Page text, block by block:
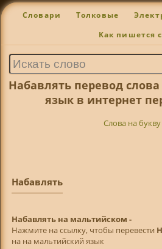
Словари Толковые
Как пишется
Набавлять перевод
язык в интернет
Слова на букву
Набавлять
Набавлять на мальтийском -
Нажмите на ссылку, чтобы перевести
на на мальтийский язык